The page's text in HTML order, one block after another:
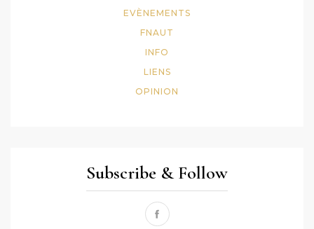
EVÈNEMENTS
FNAUT
INFO
LIENS
OPINION
Subscribe & Follow